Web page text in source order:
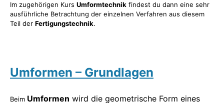
Im zugehörigen Kurs Umformtechnik findest du dann eine sehr
ausführliche Betrachtung der einzelnen Verfahren aus diesem
Teil der Fertigungstechnik.
Umformen – Grundlagen
Beim Umformen wird die geometrische Form eines